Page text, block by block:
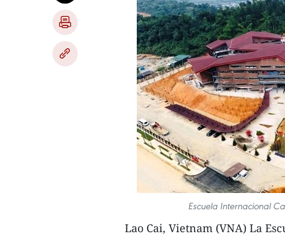
Escuela Internacional
Lao Cai, Vietnam (VNA) La